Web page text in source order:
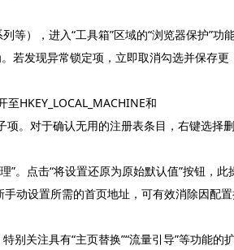
等），进入“工具箱”区域的“浏览器保护”功
若发现异常锁定项，立即取消勾选并保存更
HKEY_LOCAL_MACHINE和
项。对于确认无用的注册表条目，右键选择删
”。点击“将设置还原为原始默认值”按钮，此
动设置所需的首页地址，可有效消除因配
关注具有“主页替换”“流量引导”等功能的